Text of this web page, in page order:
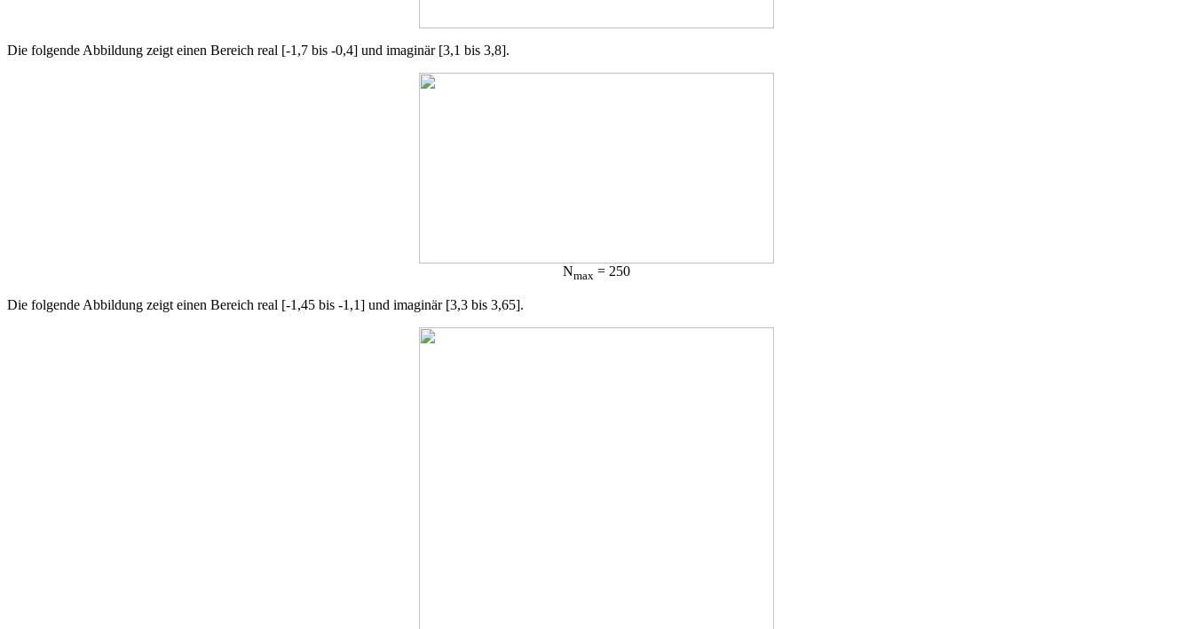
Die folgende Abbildung zeigt einen Bereich real [-1,7 bis -0,4] und imaginär [3,1 bis 3,8].
Nmax = 250
Die folgende Abbildung zeigt einen Bereich real [-1,45 bis -1,1] und imaginär [3,3 bis 3,65].